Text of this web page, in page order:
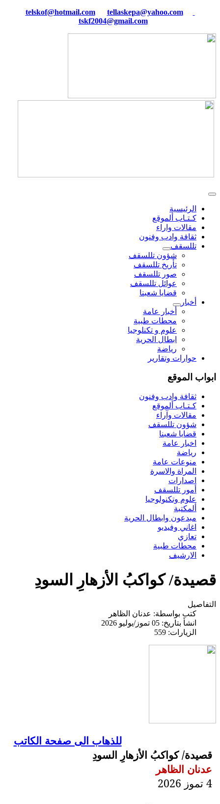
tellaskepa@yahoo.com
tskf2004@gmail.com
الرئيسية
كـتـاب ألموقع
مقالات واراء
ثقافة وادب وفنون
تللسقف
شؤون تللسقف
تأريخ تللسقف
صور تللسقف
عوائل تللسقف
قضايا شعبنا
أخبار
أخبار عامة
محطات طبية
علوم و تکنلوجیا
ابطال الحرية
رياضة
حوارات وتقارير
ابواب الموقع
ثقافة وادب وفنون
كـتـاب ألموقع
مقالات وآراء
شؤون تللسقف
قضايا شعبنا
اخبار عامة
رياضة
منوعات عامة
المراة والاسرة
اصدارات
أمور تللسقف
علوم وتكنولوجيا
ألمكتبة
مبدعون وابطال الحرية
اغاني وفيديو
تعازي
محطات طبية
الارشيف
قصيدة/ كواكبُ الأزهارِ السودِ
التفاصيل
كتب بواسطة: عدنان الظاهر
انشأ بتاريخ: 05 تموز/يوليو 2026
الزيارات: 559
للذهاب الى صفحة الكاتب
قصيدة/ كواكبُ الأزهارِ السودِ
عدنان الظاهر
4 تموز 2026